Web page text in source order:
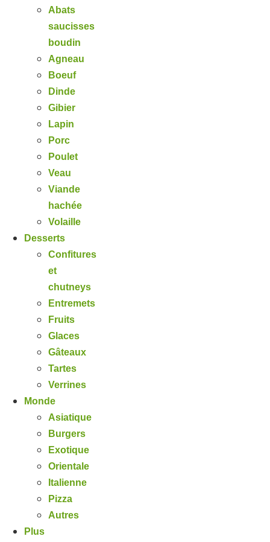
Abats
saucisses
boudin
Agneau
Boeuf
Dinde
Gibier
Lapin
Porc
Poulet
Veau
Viande
hachée
Volaille
Desserts
Confitures
et
chutneys
Entremets
Fruits
Glaces
Gâteaux
Tartes
Verrines
Monde
Asiatique
Burgers
Exotique
Orientale
Italienne
Pizza
Autres
Plus